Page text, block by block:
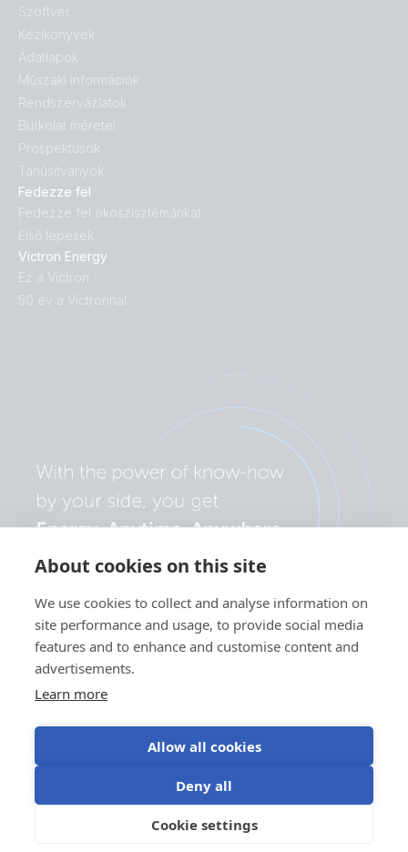
About cookies on this site
We use cookies to collect and analyse information on
site performance and usage, to provide social media
features and to enhance and customise content and
advertisements.
Learn more
Allow all cookies
Deny all
Cookie settings
Fedezze fel
Fedezze fel ökoszisztémánkat
Első lépések
Victron Energy
Ez a Victron
50 év a Victronnal
Szoftver
Kézikönyvek
Adatlapok
Műszaki információk
Rendszervázlatok
Burkolat méretei
Prospektusok
Tanúsítványok
Adatvédelmi
beállítások
használata
©Victron Energy